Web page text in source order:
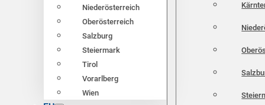
Niederösterreich
Oberösterreich
Salzburg
Steiermark
Tirol
Vorarlberg
Wien